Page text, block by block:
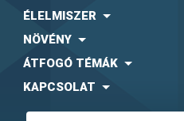
ÉLELMISZER
NÖVÉNY
ÁTFOGÓ TÉMÁK
KAPCSOLAT